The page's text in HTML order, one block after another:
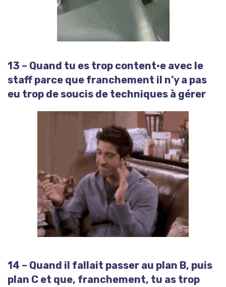
13 – Quand tu es trop content·e avec le
staff parce que franchement il n’y a pas
eu trop de soucis de techniques à gérer
14 – Quand il fallait passer au plan B, puis
plan C et que, franchement, tu as trop